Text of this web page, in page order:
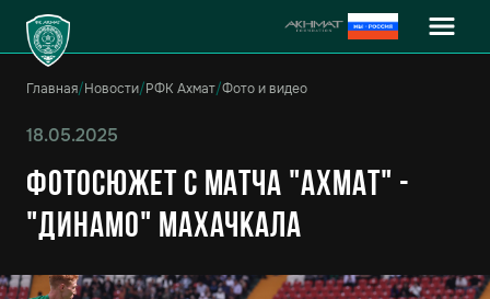
Главная/Новости/РФК Ахмат/Фото и видео
18.05.2025
Фотосюжет с матча "Ахмат" -
"Динамо" Махачкала